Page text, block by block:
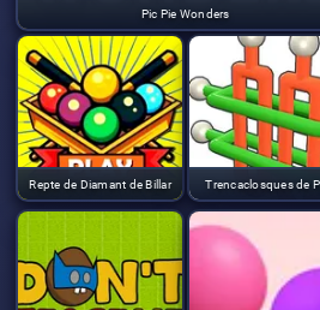
Pic Pie Wonders
Repte de Diamant de Billar Trencaclosques de